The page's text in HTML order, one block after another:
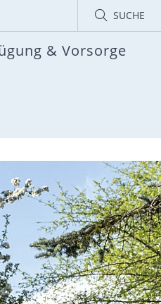
SUCHE
& Vorsorge